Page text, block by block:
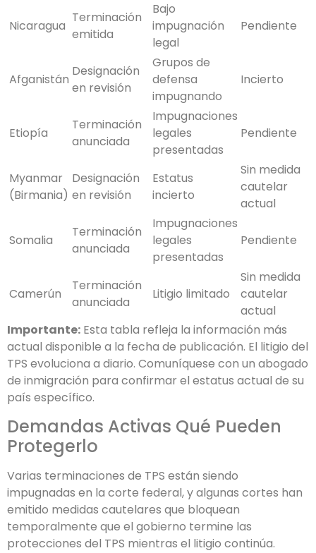
Nicaragua
Terminación
emitida
Bajo
impugnación
legal
Pendiente
Afganistán
Designación
en revisión
Grupos de
defensa
impugnando
Incierto
Etiopía
Terminación
anunciada
Impugnaciones
legales
presentadas
Pendiente
Myanmar
(Birmania)
Designación
en revisión
Estatus
incierto
Sin medida
cautelar
actual
Somalia
Terminación
anunciada
Impugnaciones
legales
presentadas
Pendiente
Camerún
Terminación
anunciada
Litigio limitado
Sin medida
cautelar
actual
Importante: Esta tabla refleja la información más
actual disponible a la fecha de publicación. El litigio del
TPS evoluciona a diario. Comuníquese con un abogado
de inmigración para confirmar el estatus actual de su
país específico.
Demandas Activas Qué Pueden
Protegerlo
Varias terminaciones de TPS están siendo
impugnadas en la corte federal, y algunas cortes han
emitido medidas cautelares que bloquean
temporalmente que el gobierno termine las
protecciones del TPS mientras el litigio continúa.